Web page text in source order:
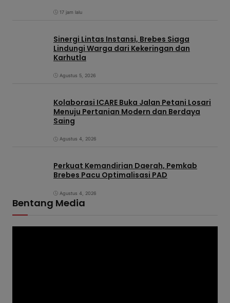
17 jam lalu
Sinergi Lintas Instansi, Brebes Siaga
Lindungi Warga dari Kekeringan dan
Karhutla
Agustus 5, 2026
Kolaborasi ICARE Buka Jalan Petani Losari
Menuju Pertanian Modern dan Berdaya
Saing
Agustus 4, 2026
Perkuat Kemandirian Daerah, Pemkab
Brebes Pacu Optimalisasi PAD
Agustus 4, 2026
Bentang Media